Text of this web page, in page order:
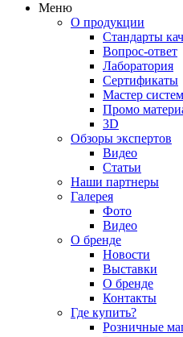
Меню
О продукции
Стандарты
Вопрос-ответ
Лаборатория
Сертификаты
Мастер
Промо
3D
Обзоры экспертов
Видео
Статьи
Наши партнеры
Галерея
Фото
Видео
О бренде
Новости
Выставки
О бренде
Контакты
Где купить?
Розничные